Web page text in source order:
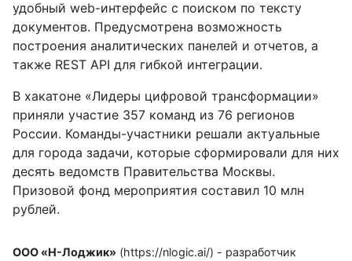
удобный web-интерфейс с поиском по тексту
документов. Предусмотрена возможность
построения аналитических панелей и отчетов, а
также REST API для гибкой интеграции.
В хакатоне «Лидеры цифровой трансформации»
приняли участие 357 команд из 76 регионов
России. Команды-участники решали актуальные
для города задачи, которые сформировали для них
десять ведомств Правительства Москвы.
Призовой фонд мероприятия составил 10 млн
рублей.
ООО «Н-Лоджик» (https://nlogic.ai/) - разработчик